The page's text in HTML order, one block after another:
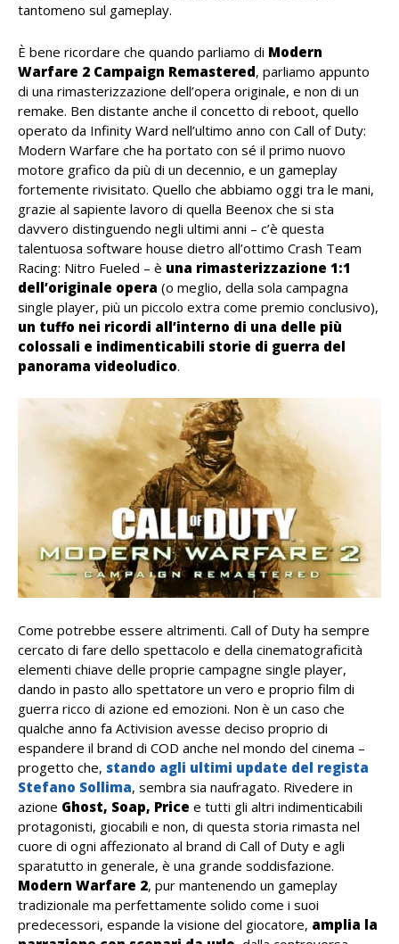
tantomeno sul gameplay.
È bene ricordare che quando parliamo di Modern
Warfare 2 Campaign Remastered, parliamo appunto
di una rimasterizzazione dell’opera originale, e non di un
remake. Ben distante anche il concetto di reboot, quello
operato da Infinity Ward nell’ultimo anno con Call of Duty:
Modern Warfare che ha portato con sé il primo nuovo
motore grafico da più di un decennio, e un gameplay
fortemente rivisitato. Quello che abbiamo oggi tra le mani,
grazie al sapiente lavoro di quella Beenox che si sta
davvero distinguendo negli ultimi anni – c’è questa
talentuosa software house dietro all’ottimo Crash Team
Racing: Nitro Fueled – è una rimasterizzazione 1:1
dell’originale opera (o meglio, della sola campagna
single player, più un piccolo extra come premio conclusivo),
un tuffo nei ricordi all’interno di una delle più
colossali e indimenticabili storie di guerra del
panorama videoludico.
Come potrebbe essere altrimenti. Call of Duty ha sempre
cercato di fare dello spettacolo e della cinematograficità
elementi chiave delle proprie campagne single player,
dando in pasto allo spettatore un vero e proprio film di
guerra ricco di azione ed emozioni. Non è un caso che
qualche anno fa Activision avesse deciso proprio di
espandere il brand di COD anche nel mondo del cinema –
progetto che, stando agli ultimi update del regista
Stefano Sollima, sembra sia naufragato. Rivedere in
azione Ghost, Soap, Price e tutti gli altri indimenticabili
protagonisti, giocabili e non, di questa storia rimasta nel
cuore di ogni affezionato al brand di Call of Duty e agli
sparatutto in generale, è una grande soddisfazione.
Modern Warfare 2, pur mantenendo un gameplay
tradizionale ma perfettamente solido come i suoi
predecessori, espande la visione del giocatore, amplia la